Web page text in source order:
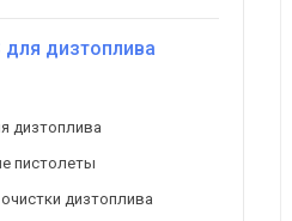
дизтоплива
дизтоплива
пистолеты
дизтоплива